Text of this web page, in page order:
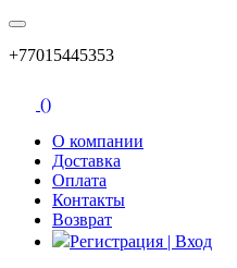
+77015445353
()
О компании
Доставка
Оплата
Контакты
Возврат
Регистрация | Вход